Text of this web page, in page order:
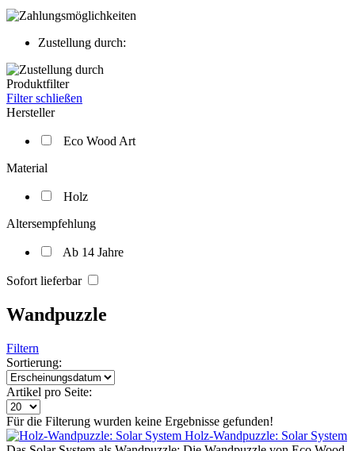
Zustellung durch:
Produktfilter
Filter schließen
Hersteller
Eco Wood Art
Material
Holz
Altersempfehlung
Ab 14 Jahre
Sofort lieferbar
Wandpuzzle
Filtern
Sortierung:
Artikel pro Seite:
Für die Filterung wurden keine Ergebnisse gefunden!
Holz-Wandpuzzle: Solar System